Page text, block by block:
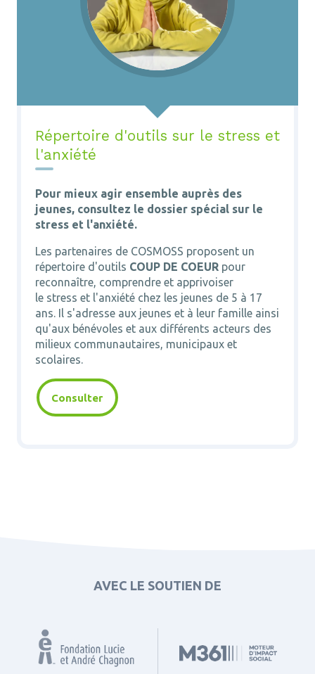
Répertoire d'outils sur le stress et
l'anxiété
Pour mieux agir ensemble auprès des
jeunes, consultez le dossier spécial sur le
stress et l'anxiété.
Les partenaires de COSMOSS proposent un
répertoire d'outils COUP DE COEUR pour
reconnaître, comprendre et apprivoiser
le stress et l'anxiété chez les jeunes de 5 à 17
ans. Il s'adresse aux jeunes et à leur famille ainsi
qu'aux bénévoles et aux différents acteurs des
milieux communautaires, municipaux et
scolaires.
Consulter
AVEC LE SOUTIEN DE